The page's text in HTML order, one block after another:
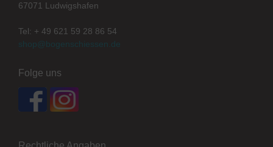
67071 Ludwigshafen
Tel: + 49 621 59 28 86 54
shop@bogenschiessen.de
Folge uns